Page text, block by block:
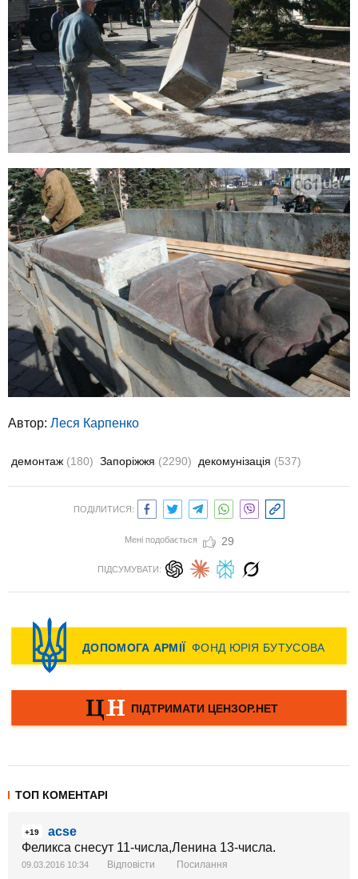
Автор: Леся Карпенко
демонтаж (180) Запоріжжя (2290) декомунізація (537)
ПОДІЛИТИСЯ:
Мені подобається 29
ПІДСУМУВАТИ:
ТОП КОМЕНТАРІ
+19
acse
Феликса снесут 11-числа,Ленина 13-числа.
09.03.2016 10:34 Відповісти Посилання